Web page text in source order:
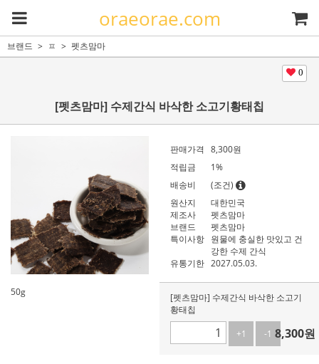
oraeorae.com
브랜드 ㅍ 펫츠맘마
0
[펫츠맘마] 수제간식 바삭한 소고기황태칩
50g
판매가격 8,300원
적립금
1%
배송비
(조건)
원산지
대한민국
제조사
펫츠맘마
브랜드
펫츠맘마
특이사항 원물에 충실한 맛있고 건
강한 수제 간식
유통기한 2027.05.03.
[펫츠맘마] 수제간식 바삭한 소고기
황태칩
+1
-1 8,300원